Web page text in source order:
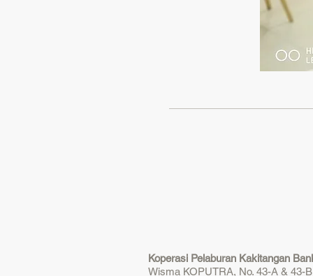
Koperasi Pelaburan Kakitangan
Wisma KOPUTRA, No. 43-A & 43-B